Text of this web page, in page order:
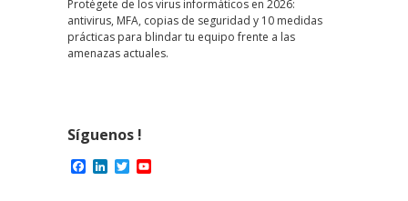
de
Protégete de los virus informáticos en 2026:
antivirus, MFA, copias de seguridad y 10 medidas
prácticas para blindar tu equipo frente a las
amenazas actuales.
Síguenos !
Facebook
LinkedIn
Twitter